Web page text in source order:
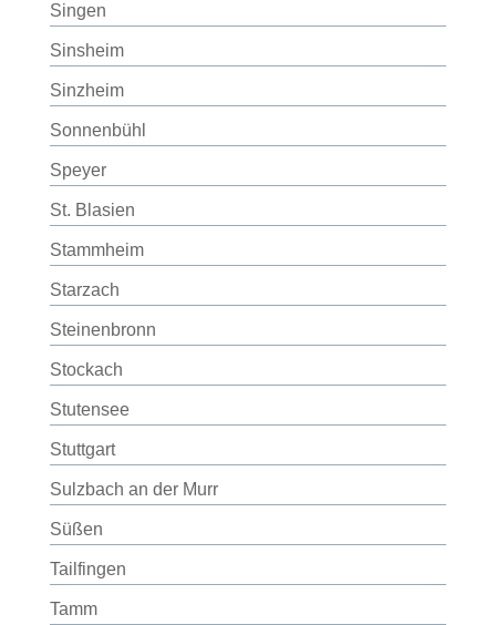
Singen
Sinsheim
Sinzheim
Sonnenbühl
Speyer
St. Blasien
Stammheim
Starzach
Steinenbronn
Stockach
Stutensee
Stuttgart
Sulzbach an der Murr
Süßen
Tailfingen
Tamm